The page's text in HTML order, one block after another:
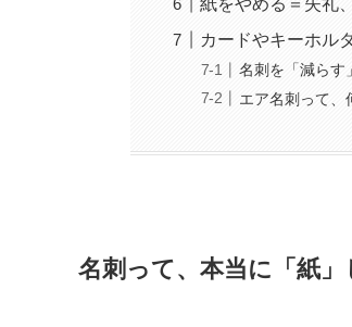
紙をやめる＝失礼
カードやキーホル
名刺を「減らす
エア名刺って、
名刺って、本当に「紙